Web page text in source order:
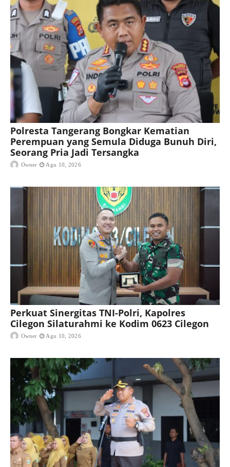
Polresta Tangerang Bongkar Kematian
Perempuan yang Semula Diduga Bunuh Diri,
Seorang Pria Jadi Tersangka
Owner Agu 10, 2026
Perkuat Sinergitas TNI-Polri, Kapolres
Cilegon Silaturahmi ke Kodim 0623 Cilegon
Owner Agu 10, 2026